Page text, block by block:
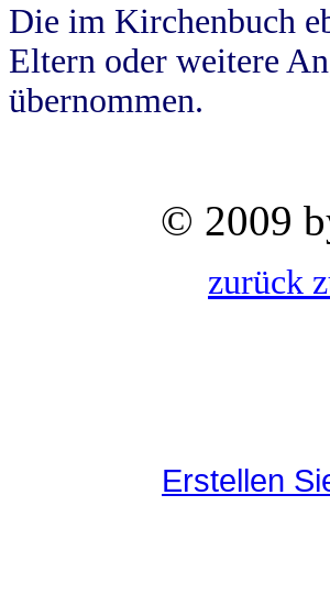
Die im Kirchenbuch
Eltern oder weitere
übernommen.
© 2009
zurück
Erstellen